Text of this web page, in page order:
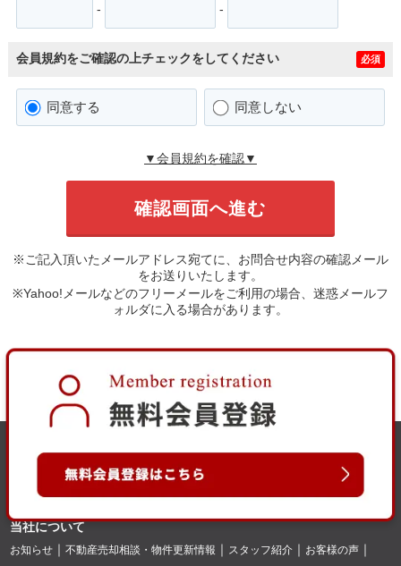
- -
会員規約をご確認の上チェックをしてください 必須
同意する 同意しない
▼会員規約を確認▼
※ご記入頂いたメールアドレス宛てに、お問合せ内容の確認メール
をお送りいたします。
※Yahoo!メールなどのフリーメールをご利用の場合、迷惑メールフ
ォルダに入る場合があります。
当社について
お知らせ 不動産売却相談・物件更新情報 スタッフ紹介
お客様の声